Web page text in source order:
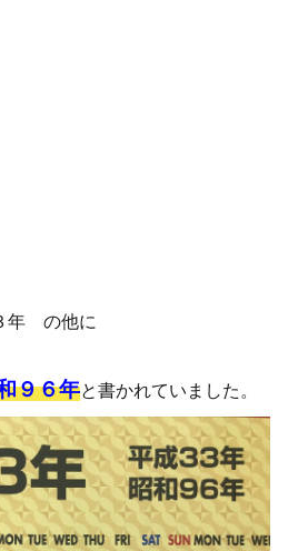
年 の他に
９６年と書かれていました。